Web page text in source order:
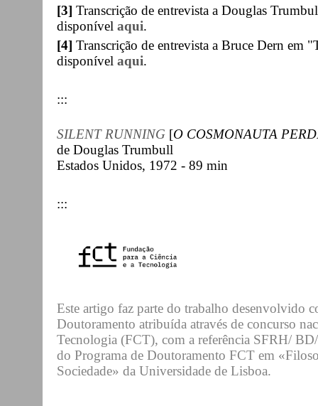
[3] Transcrição de entrevista a Douglas
disponível aqui.
[4] Transcrição de entrevista a Bruce Dern
disponível aqui.
:::
SILENT RUNNING [O COSMONAUTA
de Douglas Trumbull
Estados Unidos, 1972 - 89 min
:::
Este artigo faz parte do trabalho desenvolvido
Doutoramento atribuída através de concurso
Tecnologia (FCT), com a referência SFRH/
do Programa de Doutoramento FCT em
Sociedade» da Universidade de Lisboa.